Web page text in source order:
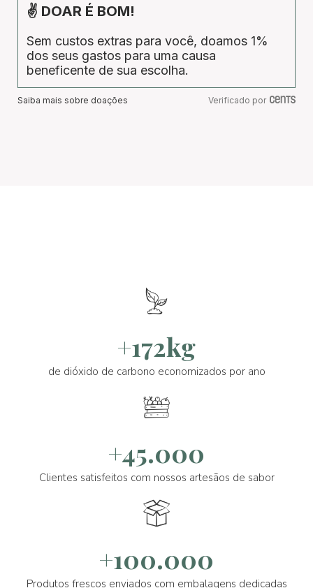
✌ DOAR É BOM!
Sem custos extras para você, doamos 1%
dos seus gastos para uma causa
beneficente de sua escolha.
Saiba mais sobre doações Verificado por
+172kg
de dióxido de carbono economizados por ano
+45.000
Clientes satisfeitos com nossos artesãos de sabor
+100.000
Produtos frescos enviados com embalagens dedicadas